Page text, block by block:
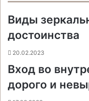
o
e
s
t
к
е
а
с
и
к
g
r
g
r
p
p
a
т
Виды
достоинства
20.02.2023
Вход во
дорого и